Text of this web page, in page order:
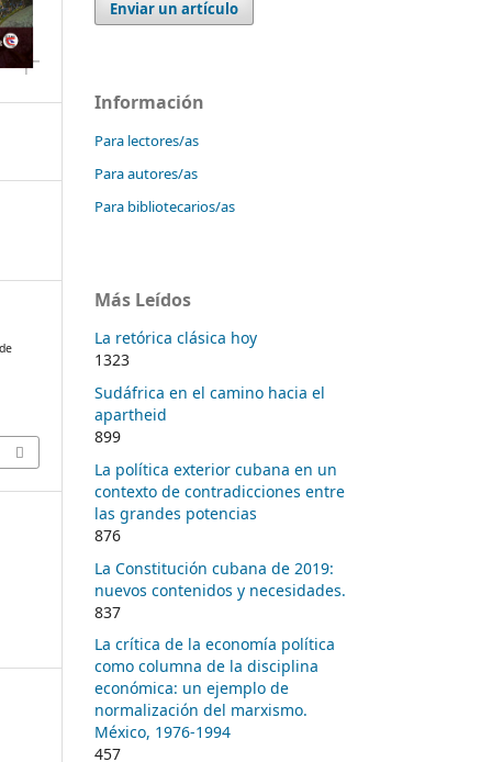
Enviar un artículo
Información
Para lectores/as
Para autores/as
Para bibliotecarios/as
Más Leídos
La retórica clásica hoy
1323
Sudáfrica en el camino hacia el
apartheid
899
La política exterior cubana en un
contexto de contradicciones entre
las grandes potencias
876
La Constitución cubana de 2019:
nuevos contenidos y necesidades.
837
La crítica de la economía política
como columna de la disciplina
económica: un ejemplo de
normalización del marxismo.
México, 1976-1994
457